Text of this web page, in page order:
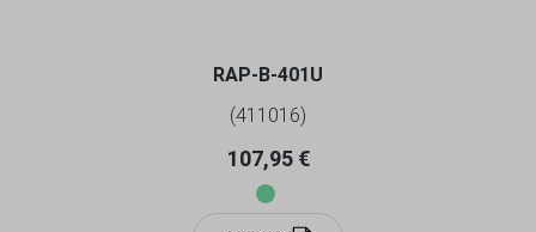
RAP-B-401U
(411016)
Regulärer Preis:
107,95 €